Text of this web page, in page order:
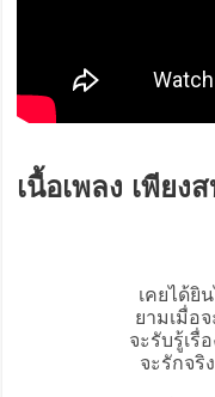
เนื้อเพลง เพียง
เคยได้ยิ
ยามเมื่อ
จะรับรู้เรื่
จะรักจริ